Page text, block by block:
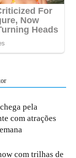
pela
com atrações
com trilhas de